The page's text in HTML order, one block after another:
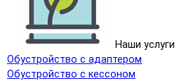
Наши услуги
Обустройство с адаптером
Обустройство с кессоном